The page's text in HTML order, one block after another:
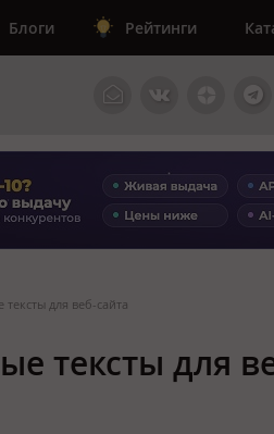
Блоги Рейтинги
для веб-сайта
тексты для